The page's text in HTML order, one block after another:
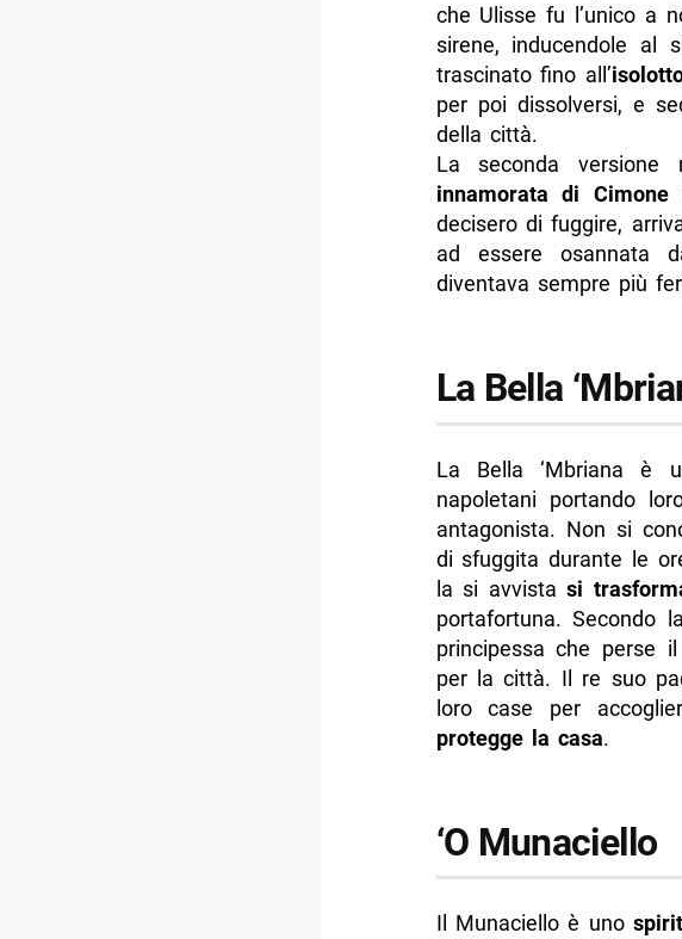
che Ulisse fu l’unico a
sirene, inducendole al
trascinato fino all’
per poi dissolversi, e
della città.
La seconda
innamorata di Cimone
decisero di fuggire,
ad essere osannata
diventava sempre più
La Bella
La Bella ‘Mbriana è
napoletani portando
antagonista. Non si
di sfuggita durante le
la si avvistasi
portafortuna. Secondo
principessa che perse
per la città. Il re suo
loro case per
protegge la casa.
‘O Munaciello
Il Munaciello è uno